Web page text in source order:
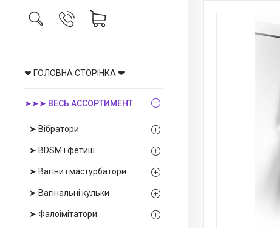
❤ ГОЛОВНА СТОРІНКА ❤
➤➤➤ ВЕСЬ АССОРТИМЕНТ
➤ Вібратори
➤ BDSM і фетиш
➤ Вагіни і мастурбатори
➤ Вагінальні кульки
➤ Фалоімітатори